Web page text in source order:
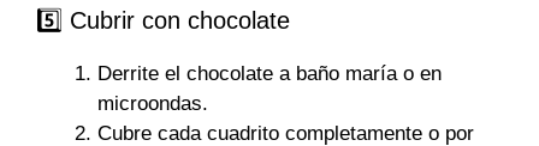
5️⃣ Cubrir con chocolate
Derrite el chocolate a baño maría o en
microondas.
Cubre cada cuadrito completamente o por